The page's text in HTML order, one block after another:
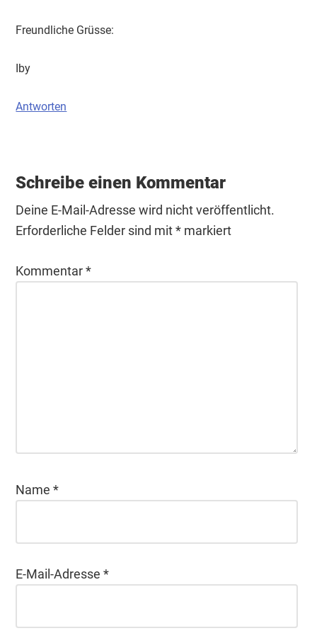
Freundliche Grüsse:
Iby
Antworten
Schreibe einen Kommentar
Deine E-Mail-Adresse wird nicht veröffentlicht.
Erforderliche Felder sind mit* markiert
Kommentar*
Name*
E-Mail-Adresse*